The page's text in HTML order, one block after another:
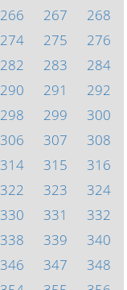
266 267
268
274 275
276
282 283
284
290 291
292
298 299
300
306 307
308
314 315
316
322 323
324
330 331
332
338 339
340
346 347
348